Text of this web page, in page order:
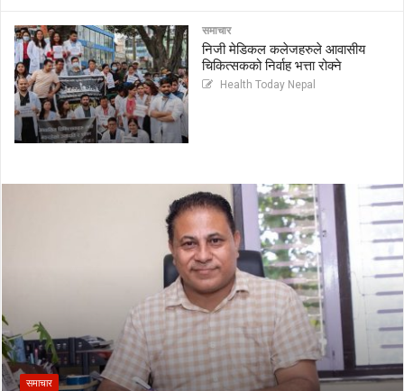
समाचार
निजी मेडिकल कलेजहरुले आवासीय
चिकित्सकको निर्वाह भत्ता रोक्ने
Health Today Nepal
समाचार